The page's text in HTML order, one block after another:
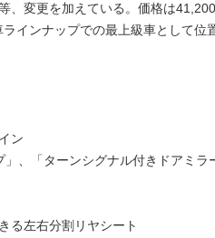
、変更を加えている。価格は
インナップでの最上級車として位
ン
、「ターンシグナル付きドアミラ
る左右分割リヤシート